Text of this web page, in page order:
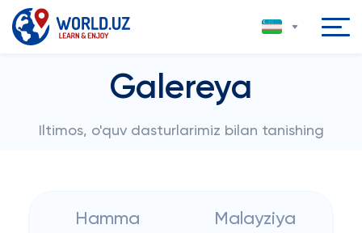
Galereya
Iltimos, o'quv dasturlarimiz bilan tanishing
Hamma Malayziya